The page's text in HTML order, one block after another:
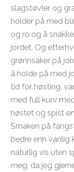
slagstøvler og
holder på med
og ro og å
jordet. Og
grønnsaker på
å holde på med
tid for høsting,
med full kurv
høstet og spist
Smaken på
bedre enn vanlig
naturlig vis uten
meg, da jeg